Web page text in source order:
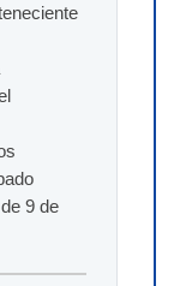
9 de